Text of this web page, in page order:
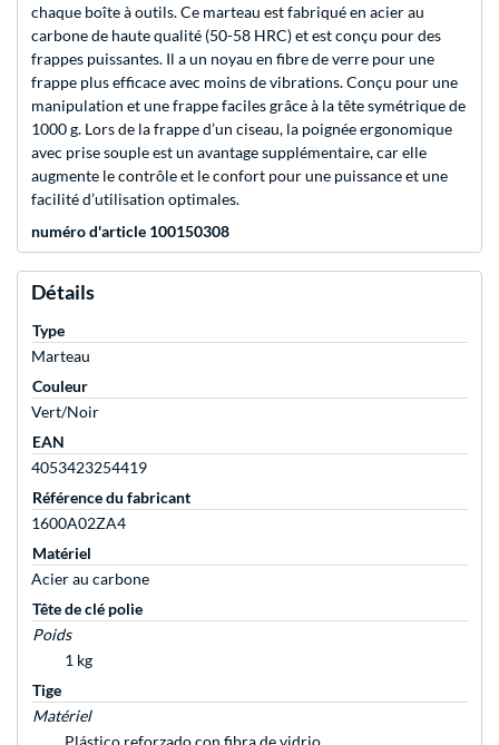
chaque boîte à outils. Ce marteau est fabriqué en acier au
carbone de haute qualité (50-58 HRC) et est conçu pour des
frappes puissantes. Il a un noyau en fibre de verre pour une
frappe plus efficace avec moins de vibrations. Conçu pour une
manipulation et une frappe faciles grâce à la tête symétrique de
1000 g. Lors de la frappe d’un ciseau, la poignée ergonomique
avec prise souple est un avantage supplémentaire, car elle
augmente le contrôle et le confort pour une puissance et une
facilité d’utilisation optimales.
numéro d'article 100150308
Détails
Type
Marteau
Couleur
Vert/Noir
EAN
4053423254419
Référence du fabricant
1600A02ZA4
Matériel
Acier au carbone
Tête de clé polie
Poids
1 kg
Tige
Matériel
Plástico reforzado con fibra de vidrio